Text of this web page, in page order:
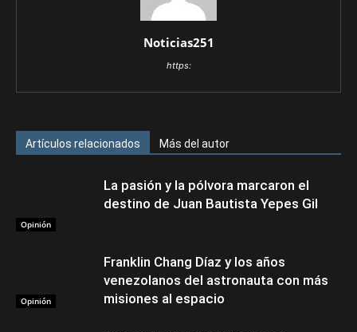
Noticias251
https:
Artículos relacionados Más del autor
Opinión
La pasión y la pólvora marcaron el
destino de Juan Bautista Yepes Gil
Opinión
Franklin Chang Díaz y los años
venezolanos del astronauta con más
misiones al espacio